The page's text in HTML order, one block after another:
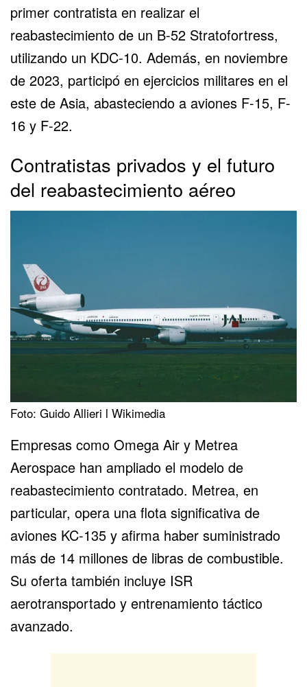
primer contratista en realizar el
reabastecimiento de un B-52 Stratofortress,
utilizando un KDC-10. Además, en noviembre
de 2023, participó en ejercicios militares en el
este de Asia, abasteciendo a aviones F-15, F-
16 y F-22.
Contratistas privados y el futuro
del reabastecimiento aéreo
Foto: Guido Allieri l Wikimedia
Empresas como Omega Air y Metrea
Aerospace han ampliado el modelo de
reabastecimiento contratado. Metrea, en
particular, opera una flota significativa de
aviones KC-135 y afirma haber suministrado
más de 14 millones de libras de combustible.
Su oferta también incluye ISR
aerotransportado y entrenamiento táctico
avanzado.